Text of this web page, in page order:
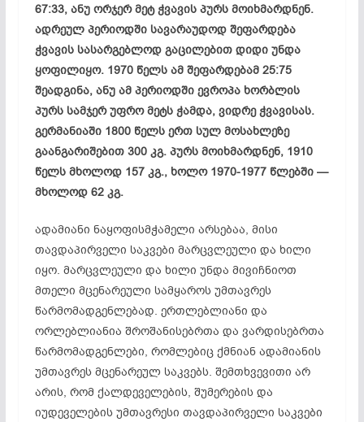
67:33, ანუ ორჯერ მეტ ჭვავის პურს მოიხმარდნენ.
ადრეულ პერიოდში სავარაუდოდ შეფარდება
ჭვავის სასარგებლოდ გაცილებით დიდი უნდა
ყოფილიყო. 1970 წელს ამ შეფარდებამ 25:75
შეადგინა, ანუ ამ პერიოდში ევროპა ხორბლის
პურს სამჯერ უფრო მეტს ჭამდა, ვიდრე ჭვავისას.
გერმანიაში 1800 წელს ერთ სულ მოსახლეზე
გაანგარიშებით 300 კგ. პურს მოიხმარდნენ, 1910
წელს მხოლოდ 157 კგ., ხოლო 1970-1977 წლებში —
მხოლოდ 62 კგ.
ადამიანი ნაყოფისმჭამელი არსებაა, მისი
თავდაპირველი საკვები მარცვლეული და ხილი
იყო. მარცვლეული და ხილი უნდა მივიჩნიოთ
მთელი მცენარეული სამყაროს უმთავრეს
წარმომადგენლებად. ერთლებლიანი და
ორლებლიანია შროშანისებრთა და ვარდისებრთა
წარმომადგენლები, რომლებიც ქმნიან ადამიანის
უმთავრეს მცენარეულ საკვებს. შემთხვევითი არ
არის, რომ ქალდეველების, შუმერების და
იუდეველების უმთავრესი თავდაპირველი საკვები